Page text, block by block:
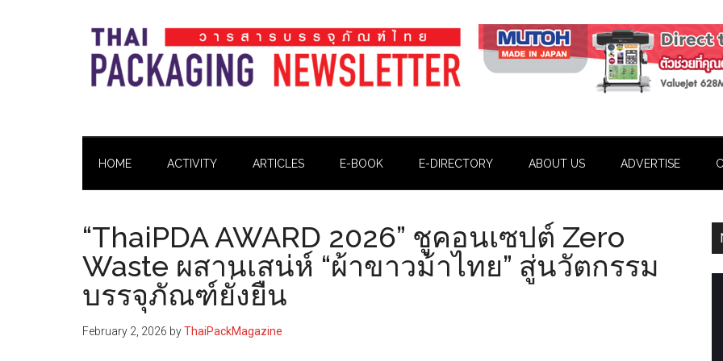
Pack
Magazine
HOME ACTIVITY ARTICLES E-BOOK E-DIRECTORY ABOUT US ADVERTISE
“ThaiPDA AWARD 2026” ชูคอนเซปต์ Zero
Waste ผสานเสน่ห์ “ผ้าขาวม้าไทย” สู่นวัตกรรม
บรรจุภัณฑ์ยั่งยืน
February 2, 2026 byThaiPackMagazine